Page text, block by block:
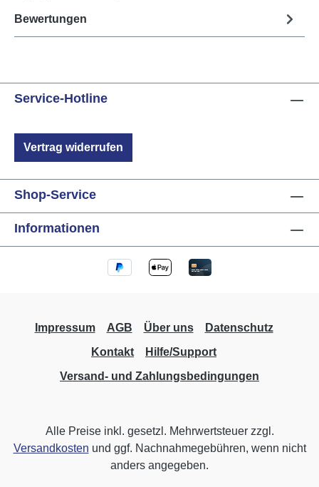
Bewertungen
Service-Hotline
Vertrag widerrufen
Shop-Service
Informationen
Impressum AGB Über uns
Datenschutz
Kontakt
Hilfe/Support
Versand- und Zahlungsbedingungen
Alle Preise inkl. gesetzl. Mehrwertsteuer zzgl.
Versandkosten und ggf. Nachnahmegebühren, wenn nicht
anders angegeben.